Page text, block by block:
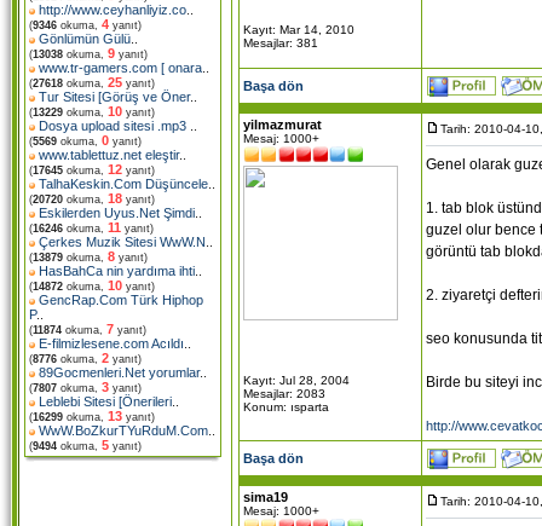
http://www.ceyhanliyiz.co
(9346 okuma, 4 yanıt)
Gönlümün Gülü
(13038 okuma, 9 yanıt)
www.tr-gamers.com [ onara
(27618 okuma, 25 yanıt)
Tur Sitesi [Görüş ve Öner..
(13229 okuma, 10 yanıt)
Dosya upload sitesi .mp3
(5569 okuma, 0 yanıt)
www.tablettuz.net eleştir..
(17645 okuma, 12 yanıt)
TalhaKeskin.Com Düşüncele
(20720 okuma, 18 yanıt)
Eskilerden Uyus.Net Şimdi
(16246 okuma, 11 yanıt)
Çerkes Muzik Sitesi WwW.N
(13879 okuma, 8 yanıt)
HasBahCa nin yardıma ihti
(14872 okuma, 10 yanıt)
GencRap.Com Türk Hiphop
P..
(11874 okuma, 7 yanıt)
E-filmizlesene.com Acıldı
(8776 okuma, 2 yanıt)
89Gocmenleri.Net yorumlar..
(7807 okuma, 3 yanıt)
Leblebi Sitesi [Önerileri
(16299 okuma, 13 yanıt)
WwW.BoZkurTYuRduM.Com
(9494 okuma, 5 yanıt)
Kayıt: Mar 14, 2010
Mesajlar: 381
Başa dön
yilmazmurat
Mesaj: 1000+
Kayıt: Jul 28, 2004
Mesajlar: 2083
Konum: ısparta
Tarih: 2010-04-
Genel olarak
1. tab blok
guzel olur bence
görüntü tab
2. ziyaretçi
seo konusunda
Birde bu siteyi
http://
Başa dön
sima19
Mesaj: 1000+
Tarih: 2010-04-